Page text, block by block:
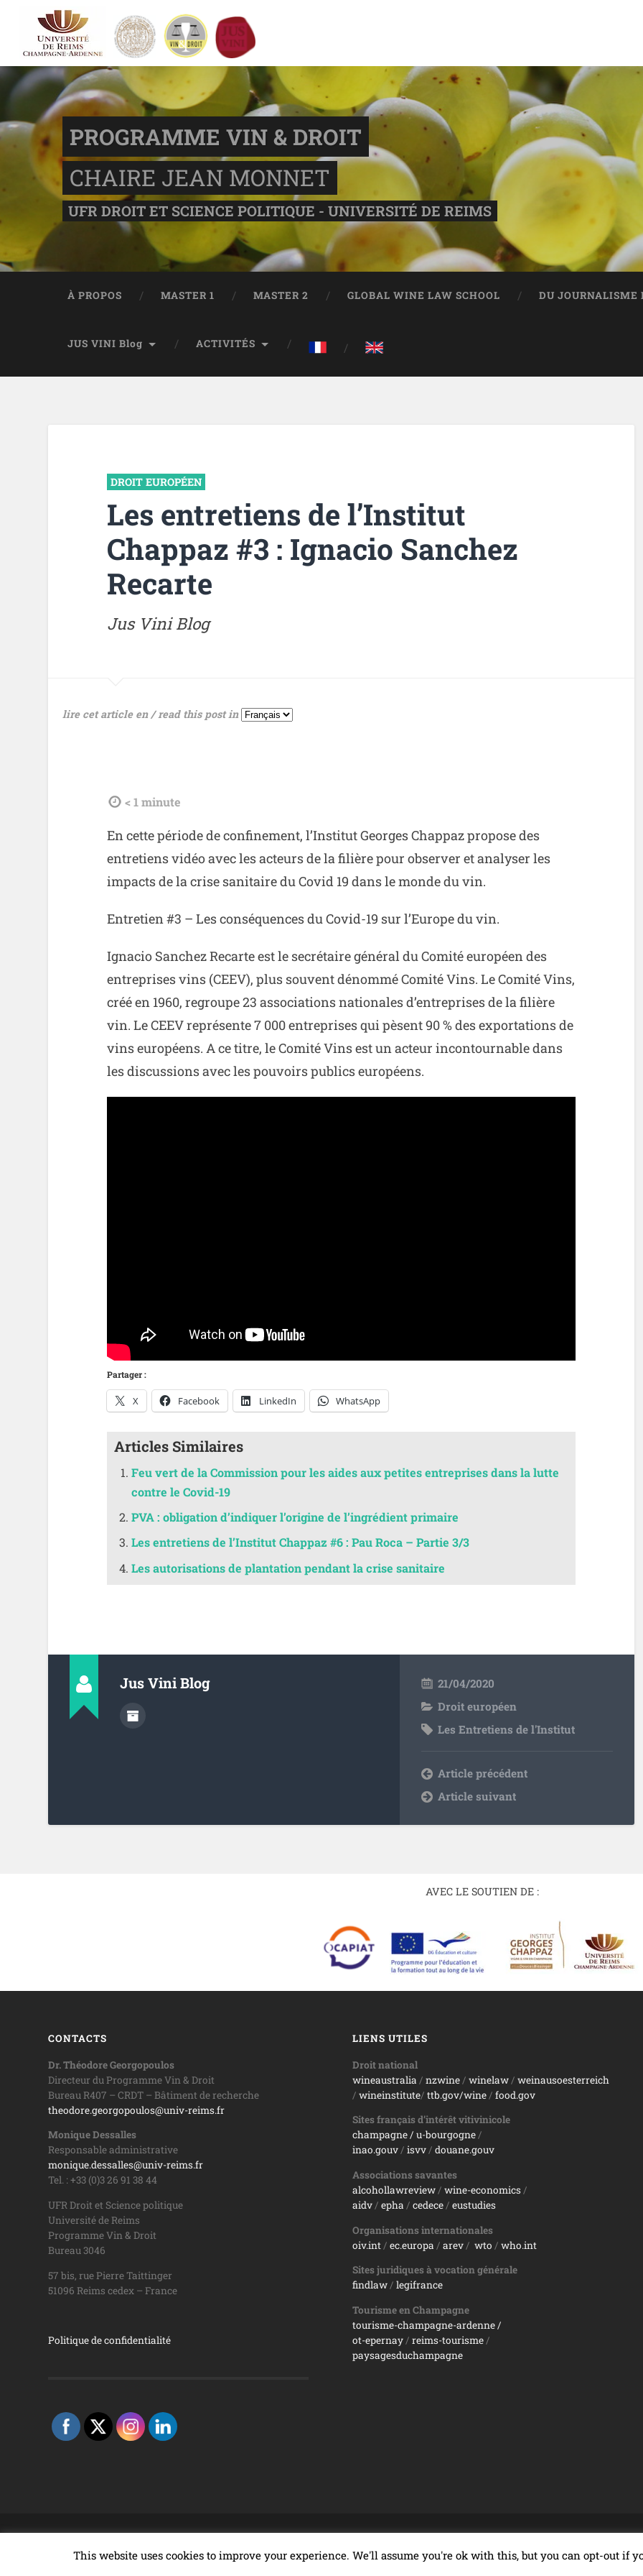
PROGRAMME VIN & DROIT
CHAIRE JEAN MONNET
UFR DROIT ET SCIENCE POLITIQUE - UNIVERSITÉ DE REIMS
À PROPOS MASTER 1 MASTER 2 GLOBAL WINE LAW SCHOOL DU JOURNALISME
JUS VINI Blog ACTIVITÉS
DROIT EUROPÉEN
Les entretiens de l’Institut
Chappaz #3 : Ignacio Sanchez
Recarte
Jus Vini Blog
lire cet article en / read this post in
tdl < 1minute
En cette période de confinement, l’Institut Georges Chappaz propose des
entretiens vidéo avec les acteurs de la filière pour observer et analyser les
impacts de la crise sanitaire du Covid 19 dans le monde du vin.
Entretien #3 – Les conséquences du Covid-19 sur l’Europe du vin.
Ignacio Sanchez Recarte est le secrétaire général du Comité européen des
entreprises vins (CEEV), plus souvent dénommé Comité Vins. Le Comité Vins,
créé en 1960, regroupe 23 associations nationales d’entreprises de la filière
vin. Le CEEV représente 7 000 entreprises qui pèsent 90 % des exportations de
vins européens. A ce titre, le Comité Vins est un acteur incontournable dans
les discussions avec les pouvoirs publics européens.
Partager :
X Facebook LinkedIn WhatsApp
Articles Similaires
Feu vert de la Commission pour les aides aux petites entreprises dans la lutte
contre le Covid-19
PVA : obligation d’indiquer l’origine de l’ingrédient primaire
Les entretiens de l’Institut Chappaz #6 : Pau Roca – Partie 3/3
Les autorisations de plantation pendant la crise sanitaire
Jus Vini Blog
21/04/2020
Droit européen
Les Entretiens de l'Institut
Article précédent
Article suivant
AVEC LE SOUTIEN DE :
CONTACTS
Dr. Théodore Georgopoulos
Directeur du Programme Vin & Droit
Bureau R407 – CRDT – Bâtiment de recherche
theodore.georgopoulos@univ-reims.fr
Monique Dessalles
Responsable administrative
monique.dessalles@univ-reims.fr
Tel. : +33 (0)3 26 91 38 44
UFR Droit et Science politique
Université de Reims
Programme Vin & Droit
Bureau 3046
57 bis, rue Pierre Taittinger
51096 Reims cedex – France
Politique de confidentialité
LIENS UTILES
Droit national
wineaustralia / nzwine/ winelaw/ weinausoesterreich
/ wineinstitute/ ttb.gov/wine/ food.gov
Sites français d’intérêt vitivinicole
champagne/ u-bourgogne/
inao.gouv/ isvv/ douane.gouv
Associations savantes
alcohollawreview/ wine-economics/
aidv/ epha / cedece/ eustudies
Organisations internationales
oiv.int/ ec.europa / arev/ wto / who.int
Sites juridiques à vocation générale
findlaw/ legifrance
Tourisme en Champagne
tourisme-champagne-ardenne /
ot-epernay/ reims-tourisme/
paysagesduchampagne
This website uses cookies to improve your experience. We'll assume you're ok with this, but you can opt-out if